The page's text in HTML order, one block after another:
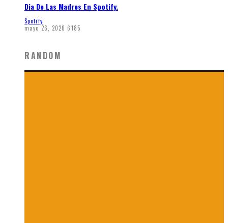
Dia De Las Madres En Spotify.
Spotify
mayo 26, 2020 6185
RANDOM